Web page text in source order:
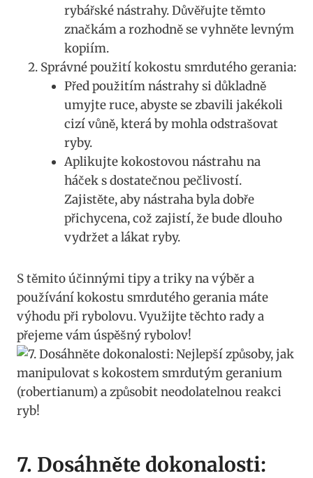
rybářské nástrahy. Důvěřujte těmto
‌značkám a rozhodně se​ vyhněte levným
kopiím.
Správné použití kokostu​ smrdutého gerania:
Před použitím nástrahy si důkladně
umyjte ruce, abyste se zbavili⁤ jakékoli
cizí ⁢vůně, která ⁤by mohla odstrašovat‍
ryby.
Aplikujte kokostovou‌ nástrahu na
háček s dostatečnou ⁢pečlivostí.
Zajistěte, aby nástraha byla dobře
přichycena, což zajistí, že bude dlouho
vydržet a ⁣lákat​ ryby.
S těmito účinnými tipy ‍a triky na‍ výběr a
používání kokostu⁣ smrdutého​ gerania⁤ máte⁤
výhodu při rybolovu. Využijte těchto rady a⁤
přejeme vám úspěšný rybolov!
7. Dosáhněte dokonalosti: